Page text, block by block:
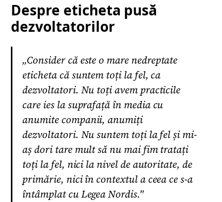
Despre eticheta pusă
dezvoltatorilor
„Consider că este o mare nedreptate
eticheta că suntem toți la fel, ca
dezvoltatori. Nu toți avem practicile
care ies la suprafață în media cu
anumite companii, anumiți
dezvoltatori. Nu suntem toți la fel și mi-
aș dori tare mult să nu mai fim tratați
toți la fel, nici la nivel de autoritate, de
primărie, nici în contextul a ceea ce s-a
întâmplat cu Legea Nordis."